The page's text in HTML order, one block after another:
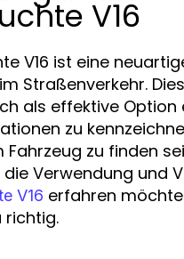
V16
V16 ist eine
Straßenverkehr.
als effektive Option
zu
zu finden
Verwendung und
V16 erfahren
richtig.